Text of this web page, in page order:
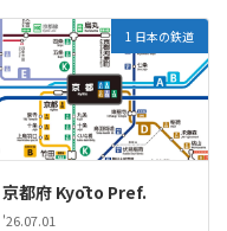
1 日本の鉄道
京都府 Kyōto Pref.
'26.07.01